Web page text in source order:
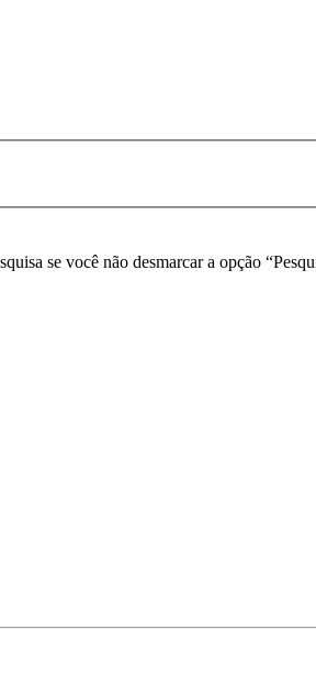
se você não desmarcar a opção